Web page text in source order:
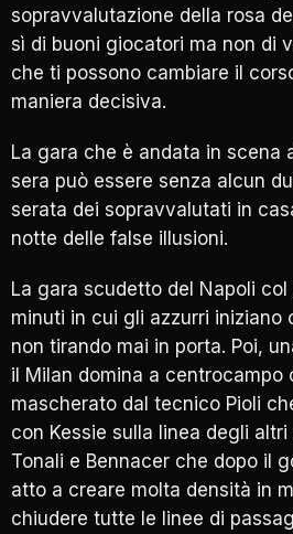
sopravvalutazione della rosa
sì di buoni giocatori ma non di
che ti possono cambiare il
maniera decisiva.
La gara che è andata in scena
sera può essere senza alcun
serata dei sopravvalutati in
notte delle false illusioni.
La gara scudetto del Napoli col
minuti in cui gli azzurri iniziano
non tirando mai in porta. Poi,
il Milan domina a centrocampo
mascherato dal tecnico Pioli
con Kessie sulla linea degli
Tonali e Bennacer che dopo il
atto a creare molta densità in
chiudere tutte le linee di